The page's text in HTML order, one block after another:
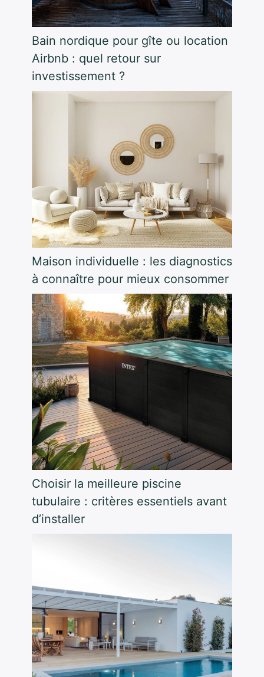
Bain nordique pour gîte ou location
Airbnb : quel retour sur
investissement ?
Maison individuelle : les diagnostics
à connaître pour mieux consommer
Choisir la meilleure piscine
tubulaire : critères essentiels avant
d’installer